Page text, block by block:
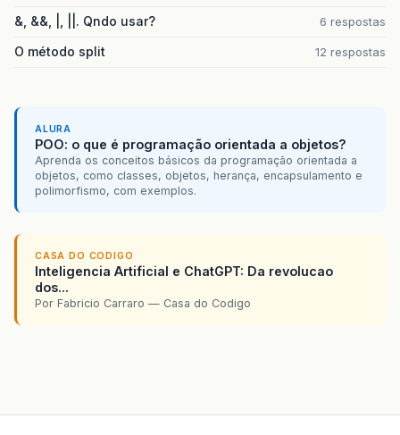
&, &&, |, ||. Qndo usar? 6 respostas
O método split 12 respostas
ALURA
POO: o que é programação orientada a objetos?
Aprenda os conceitos básicos da programação orientada a
objetos, como classes, objetos, herança, encapsulamento e
polimorfismo, com exemplos.
CASA DO CODIGO
Inteligencia Artificial e ChatGPT: Da revolucao
dos...
Por Fabricio Carraro — Casa do Codigo